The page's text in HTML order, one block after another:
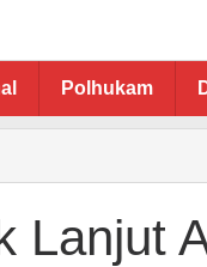
Polhukam
Lanjut